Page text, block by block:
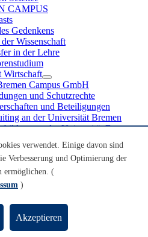
CAMPUS
Gedenkens
Wissenschaft
in der Lehre
Wirtschaft
Campus GmbH
und Schutzrechte
und Beteiligungen
an der Universität Bremen
an der Universität Bremen
und Schüler
MINT-Schnupperstudium
Servicestelle für Transferaktivitäten
der Universität Bremen
verwendet. Einige davon sind
Verbesserung und Optimierung der
ermöglichen. (
)
Akzeptieren